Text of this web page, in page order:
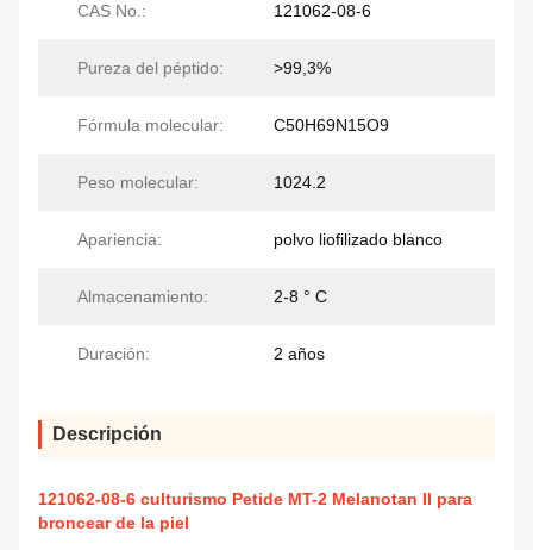
CAS No.: 121062-08-6
Pureza del péptido: >99,3%
Fórmula molecular: C50H69N15O9
Peso molecular: 1024.2
Apariencia: polvo liofilizado blanco
Almacenamiento: 2-8 ° C
Duración: 2 años
Descripción
121062-08-6 culturismo Petide MT-2 Melanotan II para
broncear de la piel